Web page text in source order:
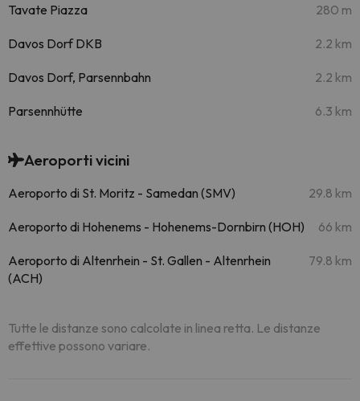
Tavate Piazza 280 m
Davos Dorf DKB 2.2 km
Davos Dorf, Parsennbahn 2.2 km
Parsennhütte 6.3 km
Aeroporti vicini
Aeroporto di St. Moritz - Samedan (SMV) 29.8 km
Aeroporto di Hohenems - Hohenems-Dornbirn (HOH) 66 km
Aeroporto di Altenrhein - St. Gallen - Altenrhein
(ACH)
79.8 km
Tutte le distanze sono calcolate in linea retta. Le distanze
effettive possono variare.